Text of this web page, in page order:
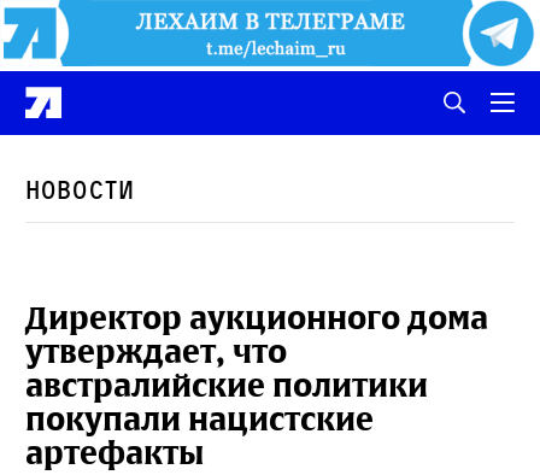
Новости
Директор аукционного дома
утверждает, что
австралийские политики
покупали нацистские
артефакты